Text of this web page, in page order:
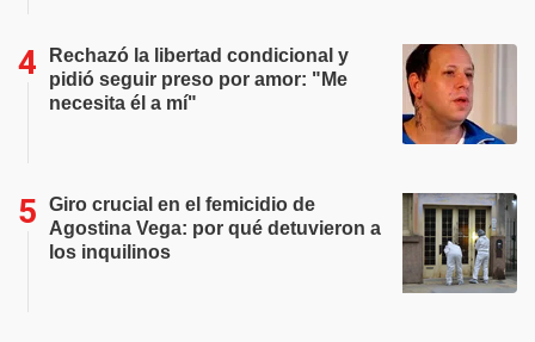
Rechazó la libertad condicional y
pidió seguir preso por amor: "Me
necesita él a mí"
Giro crucial en el femicidio de
Agostina Vega: por qué detuvieron a
los inquilinos